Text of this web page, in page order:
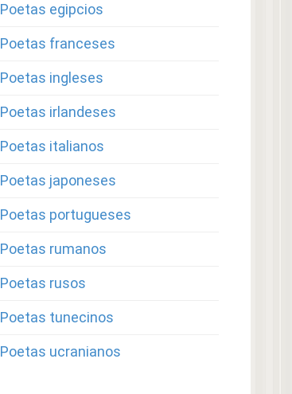
Poetas egipcios
Poetas franceses
Poetas ingleses
Poetas irlandeses
Poetas italianos
Poetas japoneses
Poetas portugueses
Poetas rumanos
Poetas rusos
Poetas tunecinos
Poetas ucranianos